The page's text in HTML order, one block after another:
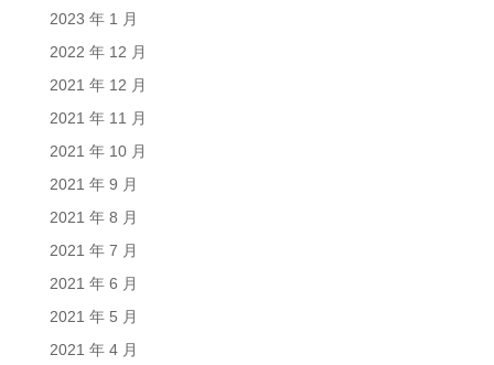
2023 年 1 月
2022 年 12 月
2021 年 12 月
2021 年 11 月
2021 年 10 月
2021 年 9 月
2021 年 8 月
2021 年 7 月
2021 年 6 月
2021 年 5 月
2021 年 4 月